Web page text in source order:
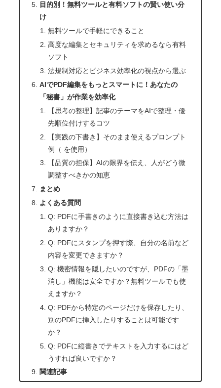
目的別！無料ツールと有料ソフトの賢い使い分
け
無料ツールで手軽にできること
高度な編集とセキュリティを求めるなら有料
ソフト
法規制対応とビジネス効率化の視点から選ぶ
AIでPDF編集をもっとスマートに！あなたの
「秘書」が作業を効率化
【思考の整理】記事のテーマをAIで整理・優
先順位付けするコツ
【実践の下書き】そのまま使えるプロンプト
例（ を使用）
【品質の担保】AIの限界を伝え、人がどう微
調整すべきかの知恵
まとめ
よくある質問
Q: PDFに手書きのように直接書き込む方法は
ありますか？
Q: PDFにスタンプを押す際、自分の名前など
内容を変更できますか？
Q: 機密情報を隠したいのですが、PDFの「墨
消し」機能は安全ですか？無料ツールでも使
えますか？
Q: PDFから特定のページだけを保存したり、
別のPDFに挿入したりすることは可能です
か？
Q: PDFに縦書きでテキストを入力するにはど
うすれば良いですか？
関連記事